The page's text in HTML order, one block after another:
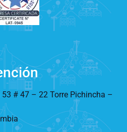
53 # 47 – 22 Torre Pichincha –